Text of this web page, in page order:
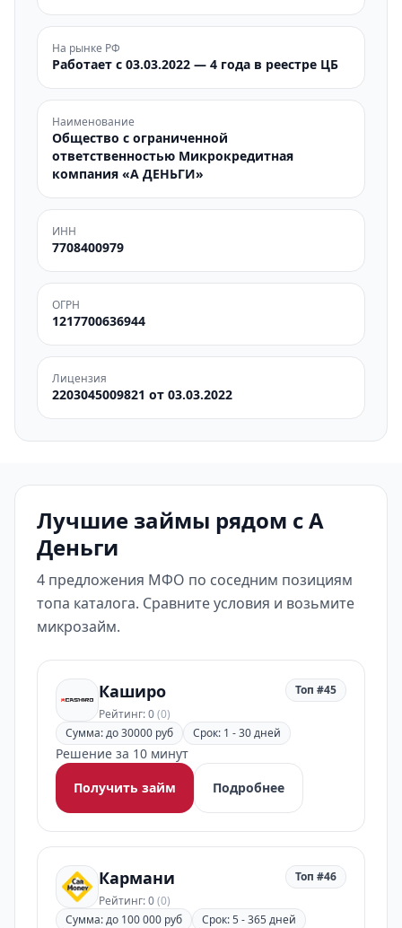
На рынке РФ
Работает с 03.03.2022 — 4 года в реестре ЦБ
Наименование
Общество с ограниченной
ответственностью Микрокредитная
компания «А ДЕНЬГИ»
ИНН
7708400979
ОГРН
1217700636944
Лицензия
2203045009821 от 03.03.2022
Лучшие займы рядом с А
Деньги
4 предложения МФО по соседним позициям
топа каталога. Сравните условия и возьмите
микрозайм.
Каширо
Рейтинг: 0(0)
Топ #45
Сумма: до 30000 руб Срок: 1 - 30 дней
Решение за 10 минут
Получить займ
Подробнее
Кармани
Рейтинг: 0(0)
Топ #46
Сумма: до 100 000 руб Срок: 5 - 365 дней